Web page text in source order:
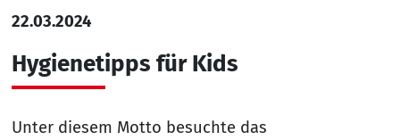
22.03.2024
Hygienetipps für Kids
Unter diesem Motto besuchte das